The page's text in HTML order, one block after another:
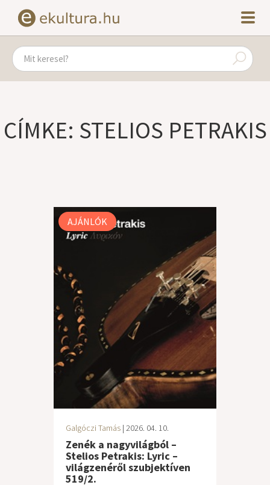
CÍMKE: STELIOS PETRAKIS
AJÁNLÓK
Galgóczi Tamás | 2026. 04. 10.
Zenék a nagyvilágból –
Stelios Petrakis: Lyric –
világzenéről szubjektíven
519/2.